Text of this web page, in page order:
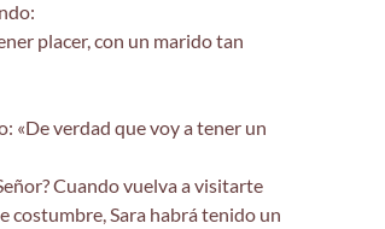
placer, con un marido tan
«De verdad que voy a tener un
Cuando vuelva a visitarte
costumbre, Sara habrá tenido un